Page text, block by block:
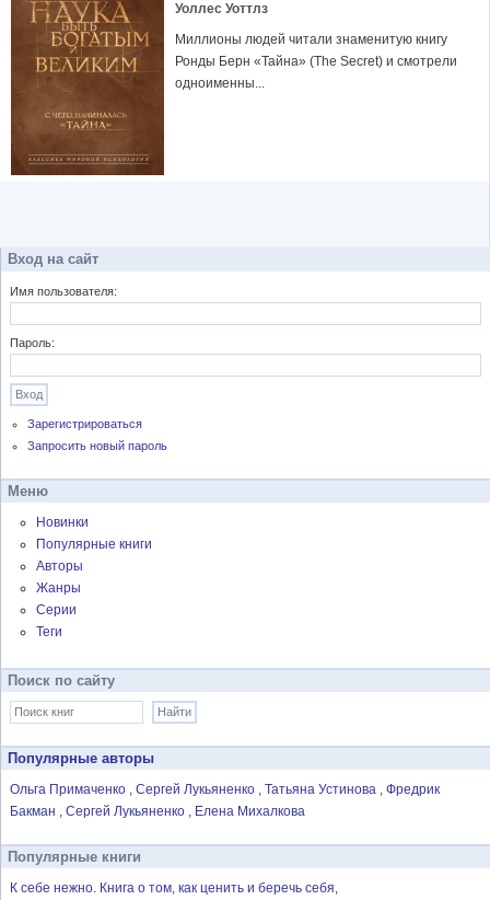
Уоллес Уоттлз
Миллионы людей читали знаменитую книгу
Ронды Берн «Тайна» (The Secret) и смотрели
одноименны...
Вход на сайт
Имя пользователя:
Пароль:
Зарегистрироваться
Запросить новый пароль
Меню
Новинки
Популярные книги
Авторы
Жанры
Серии
Теги
Поиск по сайту
Популярные авторы
Ольга Примаченко Сергей Лукьяненко Татьяна Устинова
Фредрик
Бакман
Сергей Лукьяненко Елена Михалкова
Популярные книги
К себе нежно. Книга о том, как ценить и беречь себя